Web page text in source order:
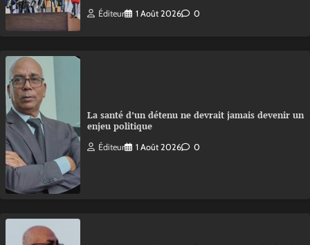
Éditeur 1 Août 2026 0
La santé d’un détenu ne devrait jamais devenir un
enjeu politique
Éditeur 1 Août 2026 0